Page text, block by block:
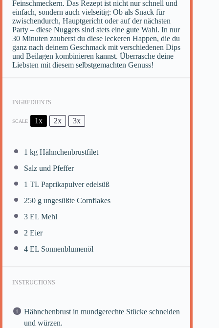
Feinschmeckern. Das Rezept ist nicht nur schnell und
einfach, sondern auch vielseitig: Ob als Snack für
zwischendurch, Hauptgericht oder auf der nächsten
Party – diese Nuggets sind stets eine gute Wahl. In nur
30 Minuten zauberst du diese leckeren Happen, die du
ganz nach deinem Geschmack mit verschiedenen Dips
und Beilagen kombinieren kannst. Überrasche deine
Liebsten mit diesem selbstgemachten Genuss!
INGREDIENTS
SCALE 1x 2x 3x
1 kg Hähnchenbrustfilet
Salz und Pfeffer
1 TL Paprikapulver edelsüß
250 g ungesüßte Cornflakes
3 EL Mehl
2 Eier
4 EL Sonnenblumenöl
INSTRUCTIONS
Hähnchenbrust in mundgerechte Stücke schneiden
und würzen.